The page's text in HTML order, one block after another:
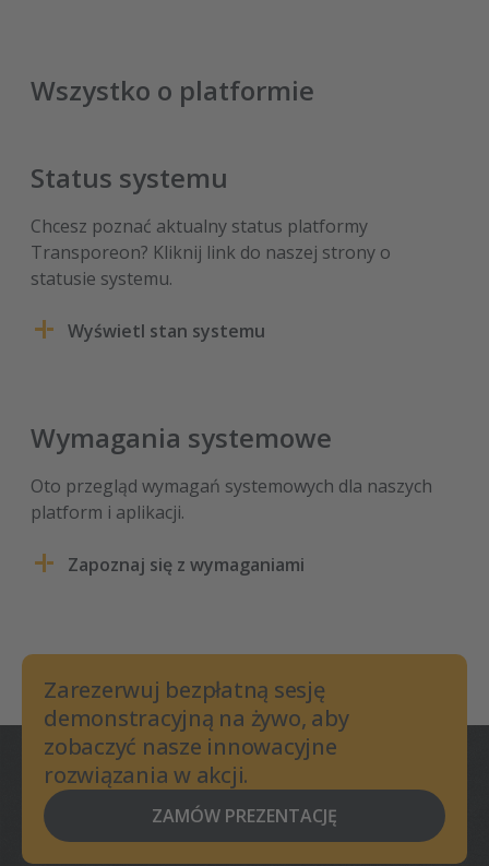
Wszystko o platformie
Status systemu
Chcesz poznać aktualny status platformy
Transporeon? Kliknij link do naszej strony o
statusie systemu.
Wyświetl stan systemu
Wymagania systemowe
Oto przegląd wymagań systemowych dla naszych
platform i aplikacji.
Zapoznaj się z wymaganiami
Zarezerwuj bezpłatną sesję
demonstracyjną na żywo, aby
zobaczyć nasze innowacyjne
rozwiązania w akcji.
ZAMÓW PREZENTACJĘ